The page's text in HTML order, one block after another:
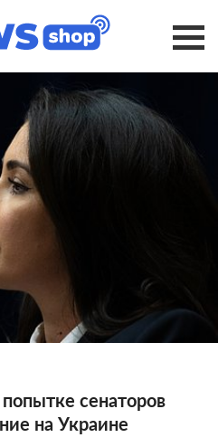
сенаторов
на Украине